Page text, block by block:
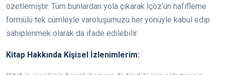
özetlemiştir. Tüm bunlardan yola çıkarak İçöz’ün hafifleme
formülü tek cümleyle varoluşumuzu her yönüyle kabul edip
sahiplenmek olarak da ifade edilebilir.
Kitap Hakkında Kişisel İzlenimlerim: